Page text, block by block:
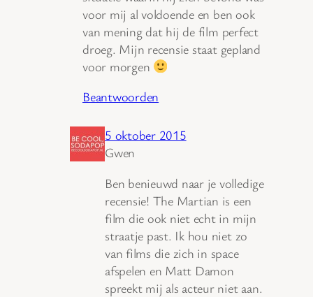
voor mij al voldoende en ben ook
van mening dat hij de film perfect
droeg. Mijn recensie staat gepland
voor morgen
Beantwoorden
5 oktober 2015
Gwen
Ben benieuwd naar je volledige
recensie! The Martian is een
film die ook niet echt in mijn
straatje past. Ik hou niet zo
van films die zich in space
afspelen en Matt Damon
spreekt mij als acteur niet aan.